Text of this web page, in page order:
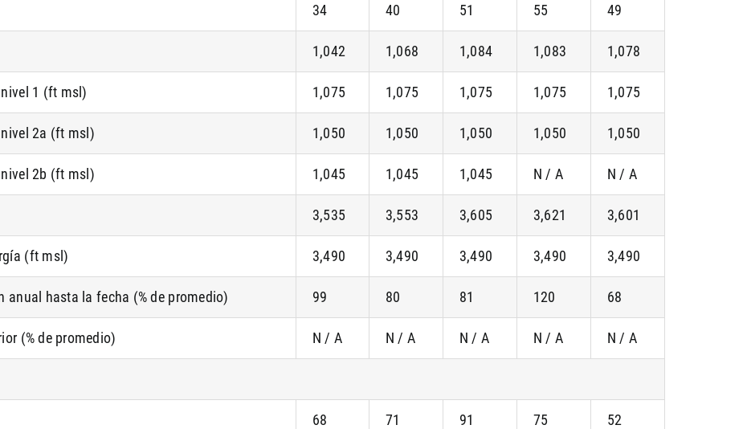
34 40 51 55 49
1,042 1,068 1,084 1,083 1,078
1 (ft msl) 1,075 1,075 1,075 1,075 1,075
nivel 2a (ft msl) 1,050 1,050 1,050 1,050 1,050
nivel 2b (ft msl) 1,045 1,045 1,045 N / A N / A
3,535 3,553 3,605 3,621 3,601
(ft msl) 3,490 3,490 3,490 3,490 3,490
anual hasta la fecha (% de promedio) 99 80 81 120 68
(% de promedio) N / A N / A N / A N / A N / A
68 71 91 75 52